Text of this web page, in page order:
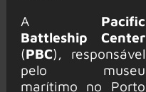
A Pacific
Battleship Center
(PBC), responsável
pelo museu
marítimo no Porto